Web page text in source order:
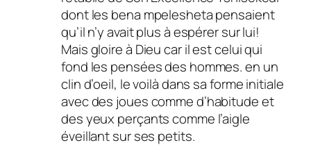
dont les bena mpelesheta pensaient
qu’il n’y avait plus à espérer sur lui!
Mais gloire à Dieu car il est celui qui
fond les pensées des hommes. en un
clin d’oeil, le voilà dans sa forme initiale
avec des joues comme d’habitude et
des yeux perçants comme l’aigle
éveillant sur ses petits.